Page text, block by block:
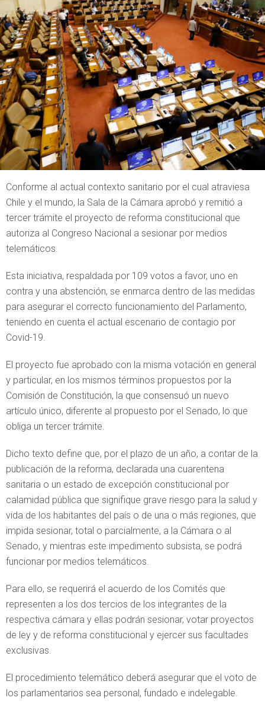
Conforme al actual contexto sanitario por el cual atraviesa
Chile y el mundo, la Sala de la Cámara aprobó y remitió a
tercer trámite el proyecto de reforma constitucional que
autoriza al Congreso Nacional a sesionar por medios
telemáticos.
Esta iniciativa, respaldada por 109 votos a favor, uno en
contra y una abstención, se enmarca dentro de las medidas
para asegurar el correcto funcionamiento del Parlamento,
teniendo en cuenta el actual escenario de contagio por
Covid-19.
El proyecto fue aprobado con la misma votación en general
y particular, en los mismos términos propuestos por la
Comisión de Constitución, la que consensuó un nuevo
artículo único, diferente al propuesto por el Senado, lo que
obliga un tercer trámite.
Dicho texto define que, por el plazo de un año, a contar de la
publicación de la reforma, declarada una cuarentena
sanitaria o un estado de excepción constitucional por
calamidad pública que signifique grave riesgo para la salud y
vida de los habitantes del país o de una o más regiones, que
impida sesionar, total o parcialmente, a la Cámara o al
Senado, y mientras este impedimento subsista, se podrá
funcionar por medios telemáticos.
Para ello, se requerirá el acuerdo de los Comités que
representen a los dos tercios de los integrantes de la
respectiva cámara y ellas podrán sesionar, votar proyectos
de ley y de reforma constitucional y ejercer sus facultades
exclusivas.
El procedimiento telemático deberá asegurar que el voto de
los parlamentarios sea personal, fundado e indelegable.